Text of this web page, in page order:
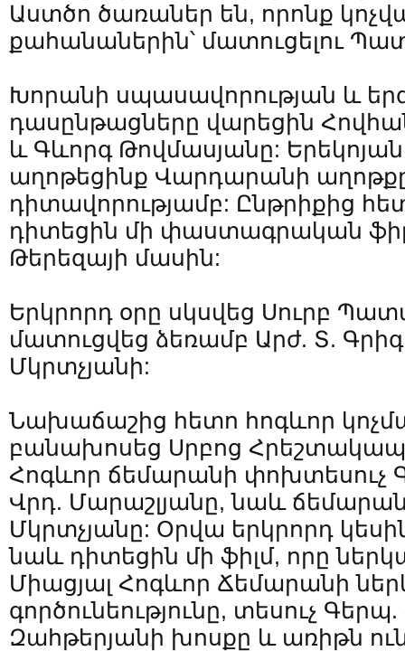
Աստծո ծառաներ են, որոնք
քահանաներին՝ մատուցելու
Խորանի սպասավորության և
դասընթացները վարեցին
և Գևորգ Թովմասյանը:
աղոթեցինք Վարդարանի
դիտավորությամբ: Ընթրիքից
դիտեցին մի փաստագրական
Թերեզայի մասին:
Երկրորդ օրը սկսվեց Սուրբ
մատուցվեց ձեռամբ Արժ. Տ.
Մկրտչյանի:
Նախաճաշից հետո հոգևոր
բանախոսեց Սրբոց
Հոգևոր ճեմարանի փոխտեսուչ
Վրդ. Մարաշլյանը, նաև
Մկրտչյանը: Օրվա երկրորդ
նաև դիտեցին մի ֆիլմ, որը
Միացյալ Հոգևոր Ճեմարանի
գործունեությունը, տեսուչ
Զահթերյանի խոսքը և առիթն